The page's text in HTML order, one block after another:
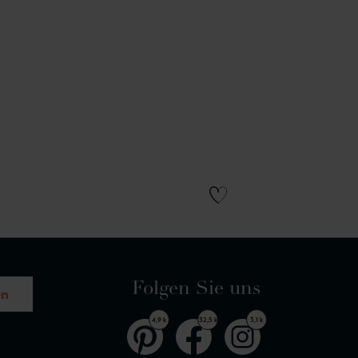
Folgen Sie uns
4,9 k 32,5 k 3,1 k